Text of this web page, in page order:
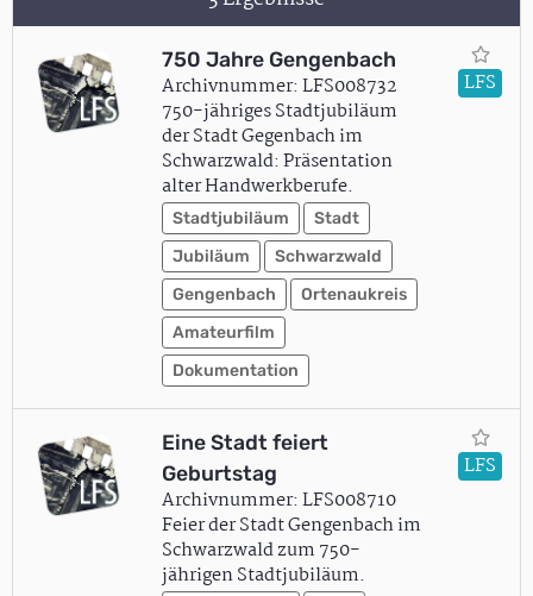
750 Jahre Gengenbach
Archivnummer: LFS008732
750-jähriges Stadtjubiläum
der Stadt Gegenbach im
Schwarzwald: Präsentation
alter Handwerkberufe.
Stadtjubiläum
Stadt
Jubiläum
Schwarzwald
Gengenbach
Ortenaukreis
Amateurfilm
Dokumentation
LFS
Eine Stadt feiert
Geburtstag
Archivnummer: LFS008710
Feier der Stadt Gengenbach im
Schwarzwald zum 750-
jährigen Stadtjubiläum.
LFS